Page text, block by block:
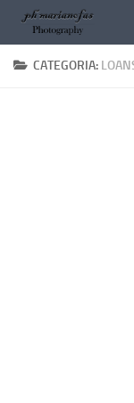
Salta al contenuto
CATEGORIA: